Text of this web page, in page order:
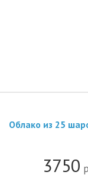
Облако из 25
3750